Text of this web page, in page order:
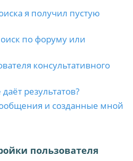
я получил пустую
по форуму или
консультативного
результатов?
и созданные мной
пользователя